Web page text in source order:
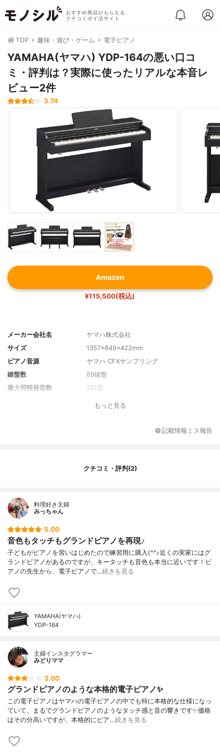
おすすめ商品がもらえる
クチコミポイ活サイト
TOP 趣味・遊び・ゲーム 電子ピアノ
YAMAHA(ヤマハ) YDP-164の悪い口コ
ミ・評判は？実際に使ったリアルな本音レ
ビュー2件
3.74
Amazon
¥115,500(税込)
メーカー会社名
ヤマハ株式会社
サイズ
1357×849×422mm
ピアノ音源
ヤマハ CFXサンプリング
鍵盤数
88鍵盤
最大同時発音数
192音
もっと見る
記載情報ミス報告
クチコミ・評判(2)
料理好き主婦
みっちゃん
5.00
音色もタッチもグランドピアノを再現♪
子どもがピアノを習いはじめたので練習用に購入(^^♪近くの実家にはグ
ランドピアノがあるのですが、キータッチも音色も本当に近いです！ピ
アノの先生から、電子ピアノで…続きを見る
YAMAHA(ヤマハ)
YDP-164
主婦インスタグラマー
みどりママ
3.00
グランドピアノのような本格的電子ピアノ✨
この電子ピアノはヤマハの電子ピアノの中でも特に本格的な仕様になっ
ていて、まるでグランドピアノのようなタッチ感と音の響きです✨価格
はその分高いですが、本格的にピア…続きを見る